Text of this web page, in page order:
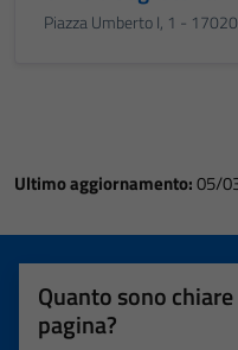
Piazza Umberto I, 1 -
Ultimo aggiornamento:05/
Quanto sono
pagina?